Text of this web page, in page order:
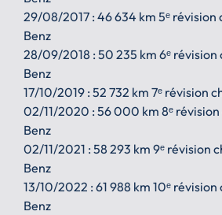
29/08/2017 : 46 634 km 5ᵉ révision
Benz
28/09/2018 : 50 235 km 6ᵉ révision
Benz
17/10/2019 : 52 732 km 7ᵉ révision
02/11/2020 : 56 000 km 8ᵉ
Benz
02/11/2021 : 58 293 km 9ᵉ révision
Benz
13/10/2022 : 61 988 km 10ᵉ
Benz